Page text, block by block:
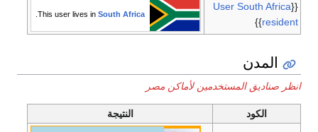
{{
User South Africa
resident
}}
This user lives inSouth Africa
.
المدن
انظر صناديق المستخدمين لأماكن مصر
الكود النتيجة